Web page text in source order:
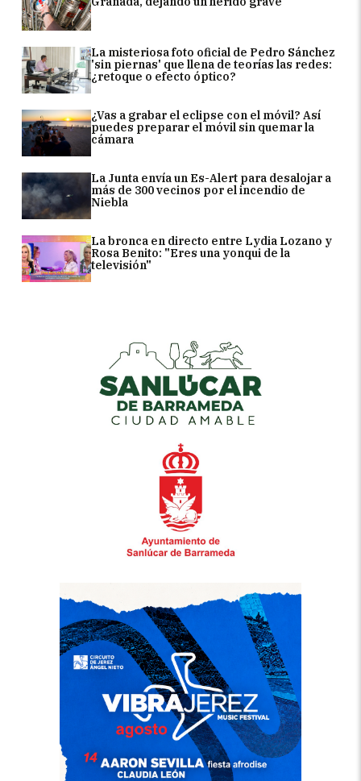
La misteriosa foto oficial de Pedro Sánchez
'sin piernas' que llena de teorías las redes:
¿retoque o efecto óptico?
¿Vas a grabar el eclipse con el móvil? Así
puedes preparar el móvil sin quemar la
cámara
La Junta envía un Es-Alert para desalojar a
más de 300 vecinos por el incendio de
Niebla
La bronca en directo entre Lydia Lozano y
Rosa Benito: "Eres una yonqui de la
televisión"